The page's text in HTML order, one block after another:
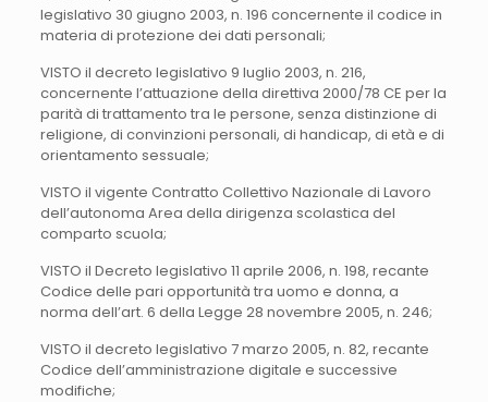
legislativo 30 giugno 2003, n. 196 concernente il codice in
materia di protezione dei dati personali;
VISTO il decreto legislativo 9 luglio 2003, n. 216,
concernente l’attuazione della direttiva 2000/78 CE per la
parità di trattamento tra le persone, senza distinzione di
religione, di convinzioni personali, di handicap, di età e di
orientamento sessuale;
VISTO il vigente Contratto Collettivo Nazionale di Lavoro
dell’autonoma Area della dirigenza scolastica del
comparto scuola;
VISTO il Decreto legislativo 11 aprile 2006, n. 198, recante
Codice delle pari opportunità tra uomo e donna, a
norma dell’art. 6 della Legge 28 novembre 2005, n. 246;
VISTO il decreto legislativo 7 marzo 2005, n. 82, recante
Codice dell’amministrazione digitale e successive
modifiche;